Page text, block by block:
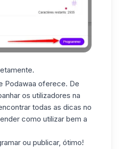
Podawaa oferece. De
os utilizadores na
todas as dicas no
como utilizar bem a
ou publicar, ótimo!